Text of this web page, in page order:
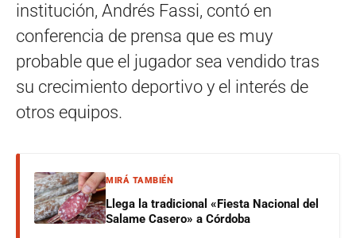
institución, Andrés Fassi, contó en
conferencia de prensa que es muy
probable que el jugador sea vendido tras
su crecimiento deportivo y el interés de
otros equipos.
MIRÁ TAMBIÉN
Llega la tradicional «Fiesta Nacional del
Salame Casero» a Córdoba